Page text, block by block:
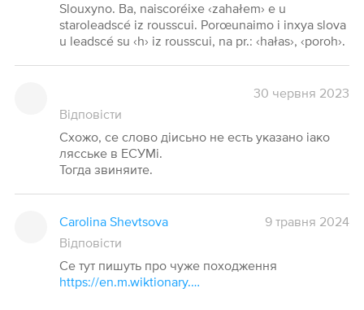
Slouxyno. Ba, naiscoréixe ‹zahałem› e u
staroleadscé iz rousscui. Porœunaimo i inxya slova
u leadscé su ‹h› iz rousscui, na pr.: ‹hałas›, ‹poroh›.
30 червня 2023
Відповісти
Схожо, се слово діисьно не есть указано іако
лясське в ЕСУМі.
Тогда звиняите.
Carolina Shevtsova
9 травня 2024
Відповісти
Се тут пишуть про чуже походження
https://en.m.wiktionary.org/wiki/загал?searchToken=8hgby0q3s9bpu7gh9yugyfz2i#Ukrainian